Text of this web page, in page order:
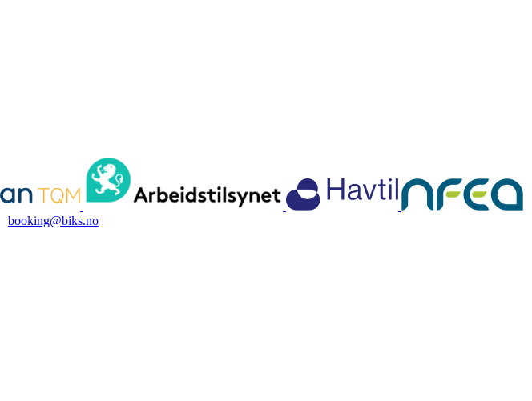
booking@biks.no